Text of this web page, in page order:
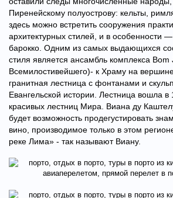
Пиренейскому полуострову: кельты,
здесь можно встретить сооружения
архитектурных стилей, и в особенности —
барокко. Одним из самых выдающихся
стиля является ансамбль комплекса Bom
Всемилостивейшего)- к Храму на
гранитная лестница с фонтанами и
Евангельской истории. Лестница вошла в
красивых лестниц Мира. Виана ду
будет возможность продегустировать
вино, производимое только в этом
реке Лима» - так называют Виану.